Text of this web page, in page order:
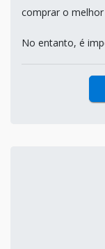
comprar o
No entanto, é